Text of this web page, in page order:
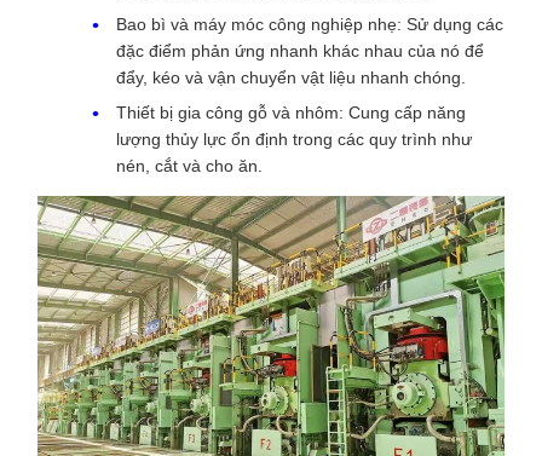
Bao bì và máy móc công nghiệp nhẹ: Sử dụng các
đặc điểm phản ứng nhanh khác nhau của nó để
đẩy, kéo và vận chuyển vật liệu nhanh chóng.
Thiết bị gia công gỗ và nhôm: Cung cấp năng
lượng thủy lực ổn định trong các quy trình như
nén, cắt và cho ăn.